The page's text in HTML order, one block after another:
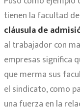
tienen la facultad
cláusula de
al trabajador con
empresas significa
que merma sus
el sindicato, como
una fuerza en la